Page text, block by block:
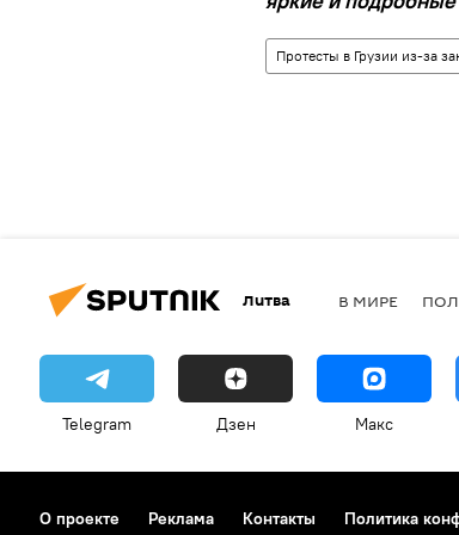
Протесты в Грузии из-за
Литва В МИРЕ
Telegram Дзен Макс
О проекте Реклама Контакты Политика